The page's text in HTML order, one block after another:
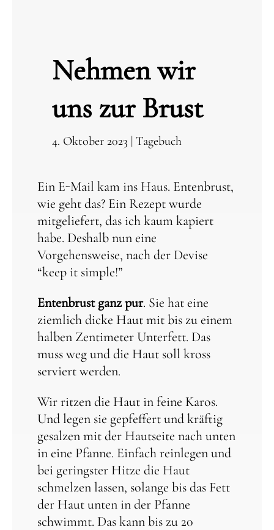
Nehmen wir
uns zur Brust
4. Oktober 2023 | Tagebuch
Ein E-Mail kam ins Haus. Entenbrust,
wie geht das? Ein Rezept wurde
mitgeliefert, das ich kaum kapiert
habe. Deshalb nun eine
Vorgehensweise, nach der Devise
“keep it simple!”
Entenbrust ganz pur. Sie hat eine
ziemlich dicke Haut mit bis zu einem
halben Zentimeter Unterfett. Das
muss weg und die Haut soll kross
serviert werden.
Wir ritzen die Haut in feine Karos.
Und legen sie gepfeffert und kräftig
gesalzen mit der Hautseite nach unten
in eine Pfanne. Einfach reinlegen und
bei geringster Hitze die Haut
schmelzen lassen, solange bis das Fett
der Haut unten in der Pfanne
schwimmt. Das kann bis zu 20